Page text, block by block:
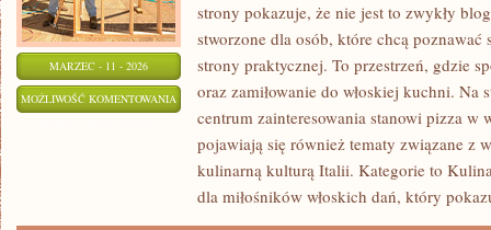
MARZEC - 11 - 2026
MOŻLIWOŚĆ KOMENTOWANIA PIZZERIE
POLSCE
strony pokazuje, że nie jest to zwykły
stworzone dla osób, które chcą poznawać
strony praktycznej. To przestrzeń, gdzie
oraz zamiłowanie do włoskiej kuchni. Na
centrum zainteresowania stanowi pizza w
pojawiają się również tematy związane z
kulinarną kulturą Italii. Kategorie to
dla miłośników włoskich dań, który